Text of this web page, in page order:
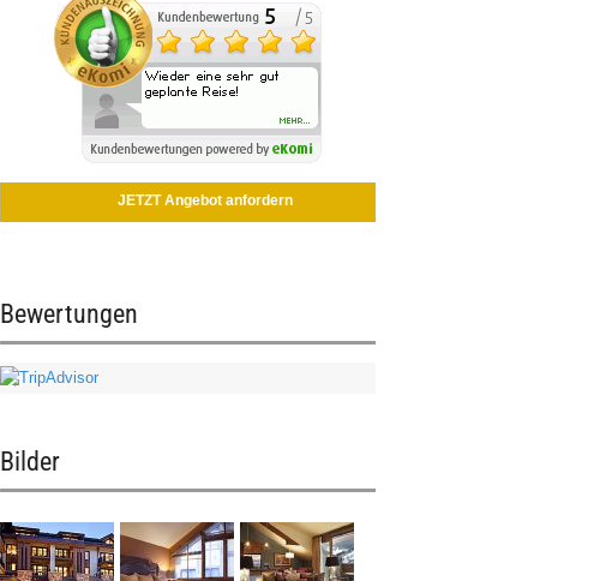
JETZT Angebot anfordern
Bewertungen
Bilder